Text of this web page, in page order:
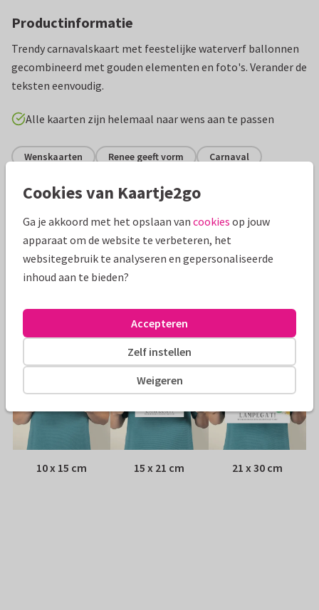
Productinformatie
Trendy carnavalskaart met feestelijke waterverf ballonnen
gecombineerd met gouden elementen en foto's. Verander de
teksten eenvoudig.
Alle kaarten zijn helemaal naar wens aan te passen
Wenskaarten Renee geeft vorm Carnaval
Specificaties bij deze kaart
Papiersoort: Kies uit 6 luxe papiersoorten
Witte vensterenvelop
Formaten
10 x 15 cm 15 x 21 cm 21 x 30 cm
Cookies van Kaartje2go
Ga je akkoord met het opslaan van cookies op jouw
apparaat om de website te verbeteren, het
websitegebruik te analyseren en gepersonaliseerde
inhoud aan te bieden?
Weigeren
Zelf instellen
Accepteren